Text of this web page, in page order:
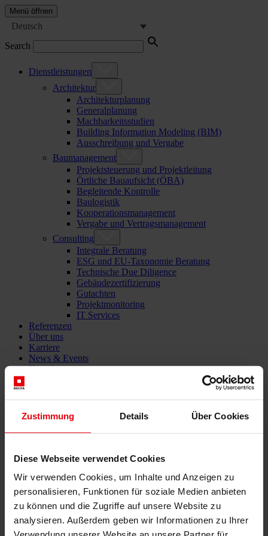
Zustimmung Details Über Cookies
Diese Webseite verwendet Cookies
Wir verwenden Cookies, um Inhalte und Anzeigen zu
personalisieren, Funktionen für soziale Medien anbieten
zu können und die Zugriffe auf unsere Website zu
analysieren. Außerdem geben wir Informationen zu Ihrer
Menü öffnen
Deutsch
Search
Dienstleistungen
Architektur
Architekturplanung
Generalplanung
Machbarkeitsstudien
Building Information Modeling (BIM)
Ausschreibung und Vergabe
Baumanagement
Projektsteuerung und Projektleitung
Örtliche Bauaufsicht (ÖBA)
Begleitende Kontrolle
Baulogistik
Kooperationsmanagement
Vergabe und Vertragsmanagement
Consulting
Integrale Beratung
ESG und EU-Taxonomie Beratung
Technische Due Diligence
Gebäudezertifizierung
Gutachten
Projektmonitoring
IT Services
Referenzen
Über uns
Karriere
News & Events
Kontakt
Gesamtdienstleister für den Bau: DELTA Wels & Wien
Deutsch
Dienstleistungen
Architektur
Architekturplanung
Generalplanung
Machbarkeitsstudien